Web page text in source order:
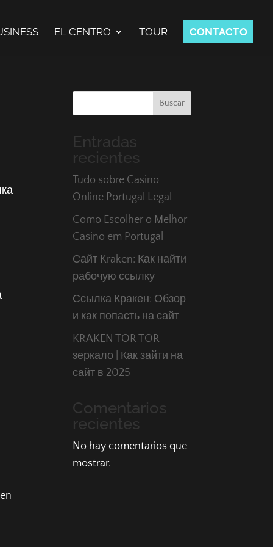
EL CENTRO TOUR CONTACTO
Buscar
Entradas
recientes
Tudo sobre Casino
Online Portugal Legal
Como Escolher o Melhor
Casino em Portugal
Сайт Kraken: Как найти
рабочую ссылку
Ссылка Кракен: Обзор
и как попасть на сайт
KRAKEN TOR TOR
зеркало | Как зайти на
сайт в 2025
Comentarios
recientes
No hay comentarios que
mostrar.